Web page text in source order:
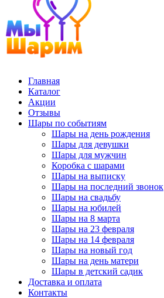
Главная
Каталог
Акции
Отзывы
Шары по событиям
Шары на день рождения
Шары для девушки
Шары для мужчин
Коробка с шарами
Шары на выписку
Шары на последний звонок
Шары на свадьбу
Шары на юбилей
Шары на 8 марта
Шары на 23 февраля
Шары на 14 февраля
Шары на новый год
Шары на день матери
Шары в детский садик
Доставка и оплата
Контакты